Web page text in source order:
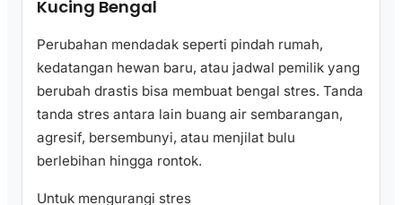
Kucing Bengal
Perubahan mendadak seperti pindah rumah,
kedatangan hewan baru, atau jadwal pemilik yang
berubah drastis bisa membuat bengal stres. Tanda
tanda stres antara lain buang air sembarangan,
agresif, bersembunyi, atau menjilat bulu
berlebihan hingga rontok.
Untuk mengurangi stres